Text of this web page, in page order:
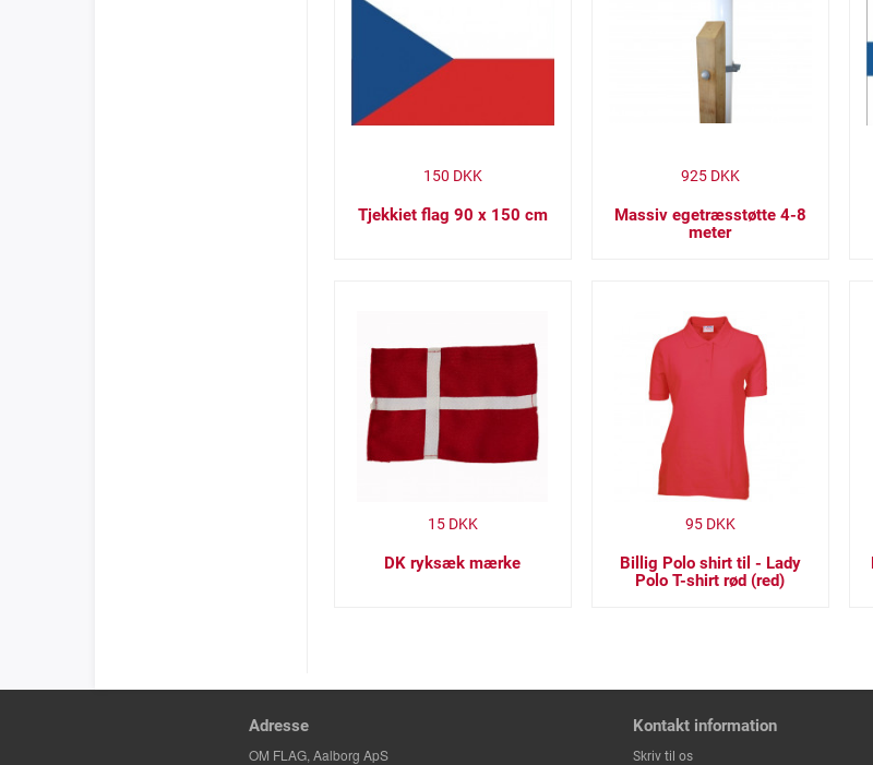
Tjekkiet flag 90 x 150 cm
150 DKK
Massiv egetræsstøtte 4-8
meter
925DKK
DK ryksæk mærke
15DKK
Billig Polo shirt til - Lady
Polo T-shirt rød (red)
95DKK
Adresse
OM FLAG, Aalborg ApS
Kontakt information
Skriv til os